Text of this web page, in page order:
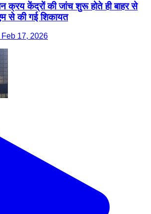
क्रय केंद्रों की जांच शुरू होते ही बाहर से
से की गई शिकायत
17, 2026